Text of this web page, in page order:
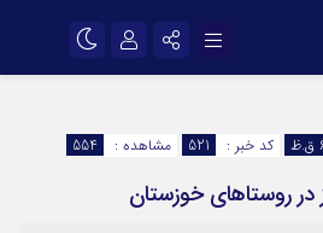
ایتا
اپلیکیشن
کد خبر : 521 مشاهده : 554
در روستاهای خوزستان